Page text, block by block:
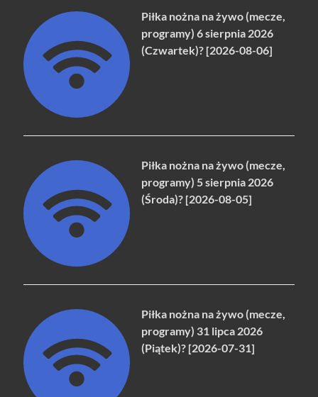
Piłka nożna na żywo (mecze,
programy) 6 sierpnia 2026
(Czwartek)? [2026-08-06]
Piłka nożna na żywo (mecze,
programy) 5 sierpnia 2026
(Środa)? [2026-08-05]
Piłka nożna na żywo (mecze,
programy) 31 lipca 2026
(Piątek)? [2026-07-31]